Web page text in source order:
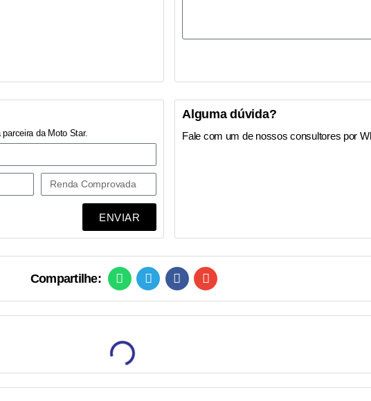
da Moto Star.
ENVIAR
Alguma dúvida?
Fale com um de nossos consultores por
Compartilhe: